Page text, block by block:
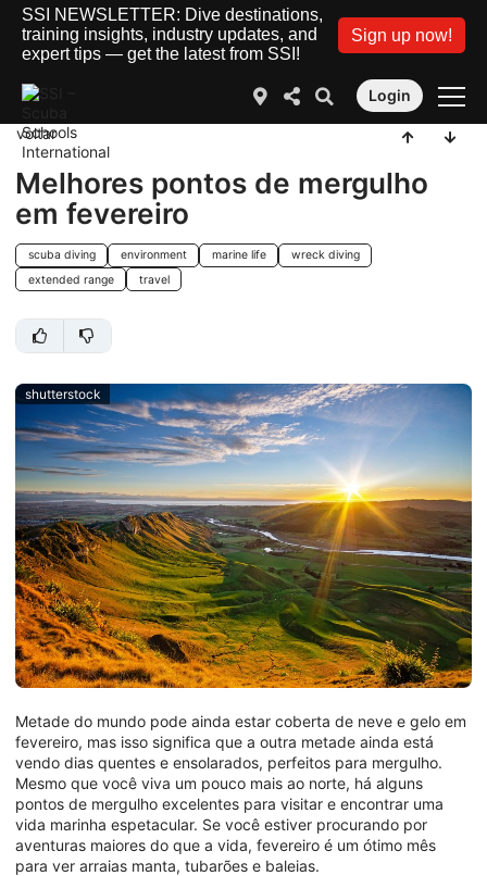
SSI NEWSLETTER: Dive destinations,
training insights, industry updates, and
expert tips — get the latest from SSI!
Sign up now!
Login
voltar
Melhores pontos de mergulho
em fevereiro
scuba diving environment marine life
wreck diving
extended range
travel
shutterstock
Metade do mundo pode ainda estar coberta de neve e gelo em
fevereiro, mas isso significa que a outra metade ainda está
vendo dias quentes e ensolarados, perfeitos para mergulho.
Mesmo que você viva um pouco mais ao norte, há alguns
pontos de mergulho excelentes para visitar e encontrar uma
vida marinha espetacular. Se você estiver procurando por
aventuras maiores do que a vida, fevereiro é um ótimo mês
para ver arraias manta, tubarões e baleias.